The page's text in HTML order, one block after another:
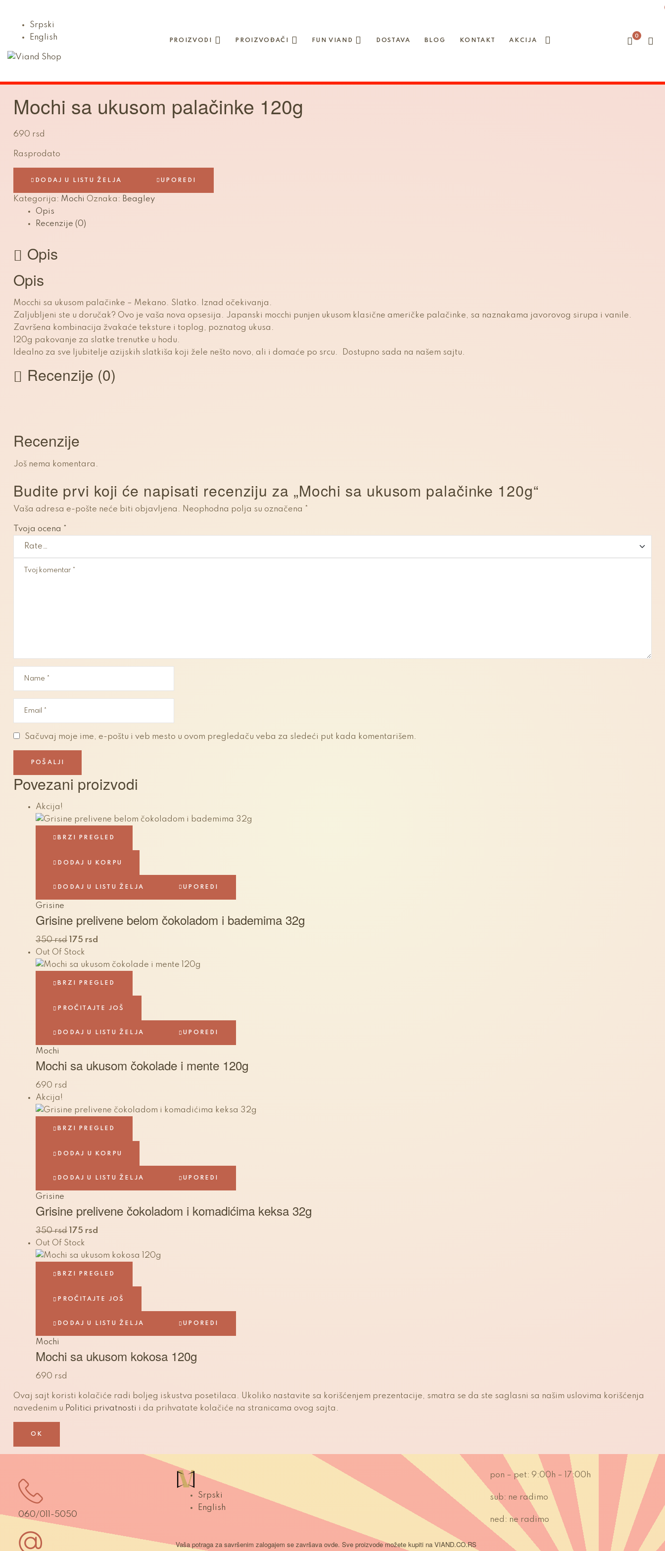
Srpski
English
Shop
tako
nedeljama
što
ga
PROIZVODI PROIZVOĐAČI FUN VIAND DOSTAVA BLOG KONTAKT AKCIJA
0
Mochi sa ukusom palačinke 120g
690 rsd
Rasprodato
DODAJ U LISTU ŽELJA UPOREDI
Kategorija: Mochi Oznaka: Beagley
Opis
Recenzije (0)
Opis
Opis
Mocchi sa ukusom palačinke – Mekano. Slatko. Iznad očekivanja.
Zaljubljeni ste u doručak? Ovo je vaša nova opsesija. Japanski mocchi punjen ukusom klasične američke palačinke, sa naznakama javorovog sirupa i vanile.
Završena kombinacija žvakaće teksture i toplog, poznatog ukusa.
120g pakovanje za slatke trenutke u hodu.
Idealno za sve ljubitelje azijskih slatkiša koji žele nešto novo, ali i domaće po srcu. Dostupno sada na našem sajtu.
Recenzije (0)
Recenzije
Još nema komentara.
Budite prvi koji će napisati recenziju za „Mochi sa ukusom palačinke 120g“
Vaša adresa e-pošte neće biti objavljena. Neophodna polja su označena *
Tvoja ocena *
Sačuvaj moje ime, e-poštu i veb mesto u ovom pregledaču veba za sledeći put kada komentarišem.
Povezani proizvodi
Akcija!
BRZI PREGLED
DODAJ U KORPU
DODAJ U LISTU ŽELJA UPOREDI
Grisine
Grisine prelivene belom čokoladom i bademima 32g
350rsd 175 rsd
Out Of Stock
BRZI PREGLED
PROČITAJTE JOŠ
DODAJ U LISTU ŽELJA UPOREDI
Mochi
Mochi sa ukusom čokolade i mente 120g
690 rsd
Akcija!
BRZI PREGLED
DODAJ U KORPU
DODAJ U LISTU ŽELJA UPOREDI
Grisine
Grisine prelivene čokoladom i komadićima keksa 32g
350rsd 175 rsd
Out Of Stock
BRZI PREGLED
PROČITAJTE JOŠ
DODAJ U LISTU ŽELJA UPOREDI
Mochi
Mochi sa ukusom kokosa 120g
690 rsd
Ovaj sajt koristi kolačiće radi boljeg iskustva posetilaca. Ukoliko nastavite sa korišćenjem prezentacije, smatra se da ste saglasni sa našim uslovima korišćenja
navedenim u Politici privatnosti i da prihvatate kolačiće na stranicama ovog sajta.
OK
060/011-5050
Srpski
English
Vaša potraga za savršenim zalogajem se završava ovde. Sve proizvode možete kupiti na VIAND.CO.RS
pon – pet: 9:00h – 17:00h
sub: ne radimo
ned: ne radimo